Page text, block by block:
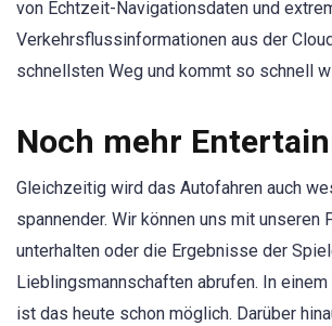
von Echtzeit-Navigationsdaten und
Verkehrsflussinformationen aus der
schnellsten Weg und kommt so schnell
Noch mehr
Gleichzeitig wird das Autofahren auch
spannender. Wir können uns mit unseren
unterhalten oder die Ergebnisse der
Lieblingsmannschaften abrufen. In
ist das heute schon möglich. Darüber